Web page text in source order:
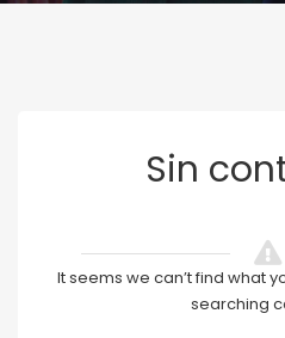
Sin
It seems we can’t find what
searching